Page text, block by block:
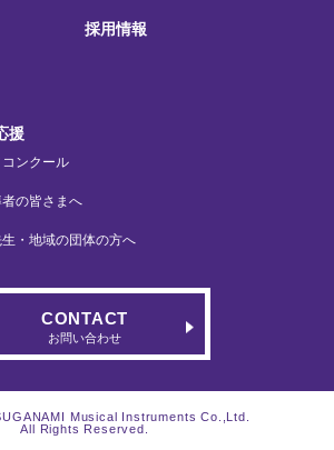
採用情報
援
ンクール
の皆さまへ
・地域の団体の方へ
CONTACT
お問い合わせ
Musical Instruments Co.,Ltd.
All Rights Reserved.